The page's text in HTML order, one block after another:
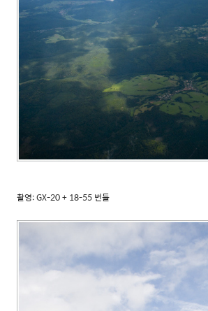
촬영: GX-20 + 18-55 번들